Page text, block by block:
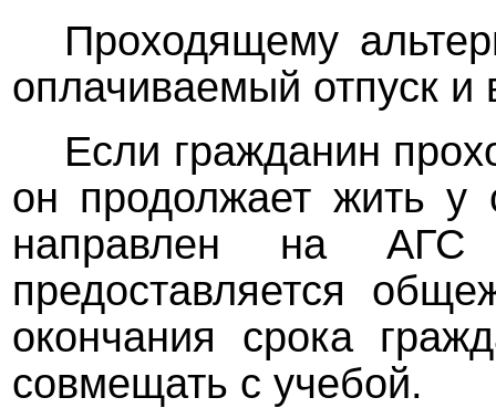
Проходящему
оплачиваемый отпуск
Если гражданин
он продолжает жить
направлен на
предоставляется
окончания срока
совмещать с учебой.